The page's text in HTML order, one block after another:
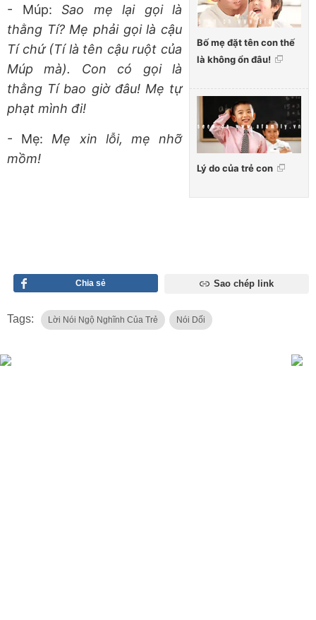
Bố mẹ đặt tên con thế
là không ổn đâu!
Lý do của trẻ con
- Múp: Sao mẹ lại gọi là
thằng Tí? Mẹ phải gọi là cậu
Tí chứ (Tí là tên cậu ruột của
Múp mà). Con có gọi là
thằng Tí bao giờ đâu! Mẹ tự
phạt mình đi!
- Mẹ:Mẹ xin lỗi, mẹ nhỡ
mồm!
Chia sẻ Sao chép link
Tags: Lời Nói Ngộ Nghĩnh Của Trẻ Nói Dối